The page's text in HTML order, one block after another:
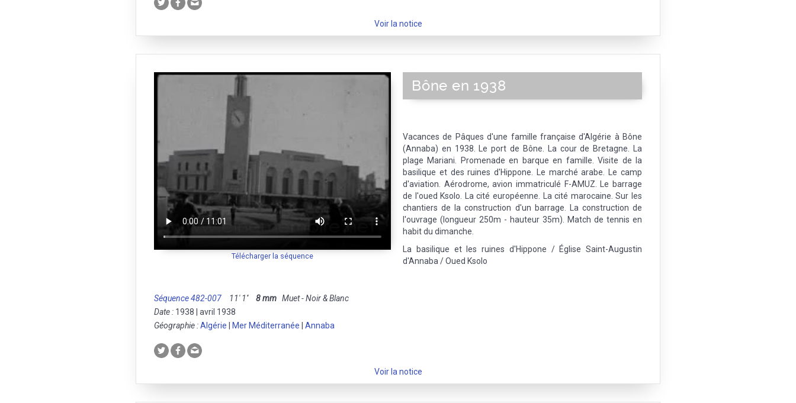
Voir la notice
Télécharger la séquence
Bône en 1938
Vacances de Pâques d'une famille française d'Algérie à Bône
(Annaba) en 1938. Le port de Bône. La cour de Bretagne. La
plage Mariani. Promenade en barque en famille. Visite de la
basilique et des ruines d'Hippone. Le marché arabe. Le camp
d'aviation. Aérodrome, avion immatriculé F-AMUZ. Le barrage
de l'oued Ksolo. La cité européenne. La cité marocaine. Sur les
chantiers de la construction d'un barrage. La construction de
l'ouvrage (longueur 250m - hauteur 35m). Match de tennis en
habit du dimanche.
La basilique et les ruines d'Hippone / Église Saint-Augustin
d'Annaba / Oued Ksolo
Séquence 482-007 11' 1'' 8 mm Muet - Noir & Blanc
Date : 1938 | avril 1938
Géographie :Algérie Mer Méditerranée Annaba
Voir la notice